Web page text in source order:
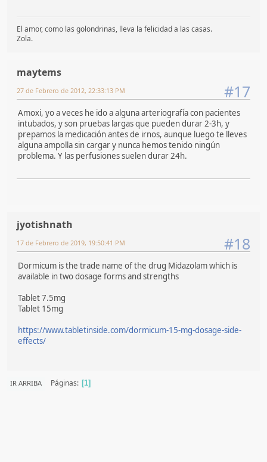
El amor, como las golondrinas, lleva la felicidad a las casas.
Zola.
maytems
#17
27 de Febrero de 2012, 22:33:13 PM
Amoxi, yo a veces he ido a alguna arteriografía con pacientes
intubados, y son pruebas largas que pueden durar 2-3h, y
prepamos la medicación antes de irnos, aunque luego te lleves
alguna ampolla sin cargar y nunca hemos tenido ningún
problema. Y las perfusiones suelen durar 24h.
jyotishnath
#18
17 de Febrero de 2019, 19:50:41 PM
Dormicum is the trade name of the drug Midazolam which is
available in two dosage forms and strengths
Tablet 7.5mg
Tablet 15mg
https://www.tabletinside.com/dormicum-15-mg-dosage-side-
effects/
IR ARRIBA Páginas 1